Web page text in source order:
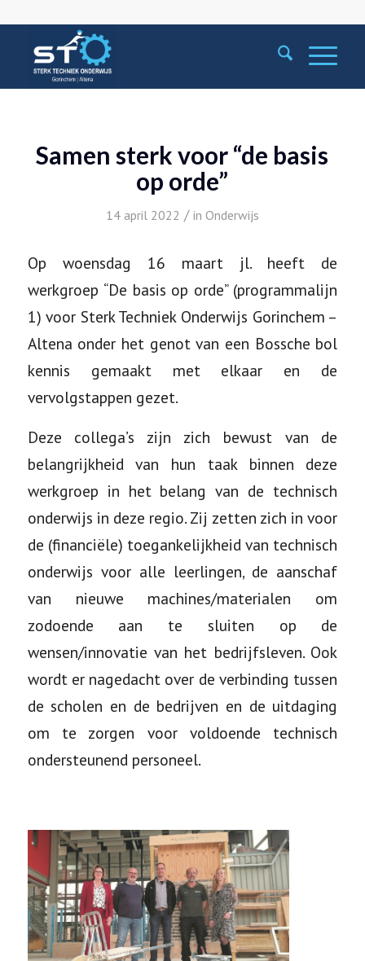
Samen sterk voor “de basis
op orde”
14 april 2022 / in Onderwijs
Op woensdag 16 maart jl. heeft de
werkgroep “De basis op orde” (programmalijn
1) voor Sterk Techniek Onderwijs Gorinchem –
Altena onder het genot van een Bossche bol
kennis gemaakt met elkaar en de
vervolgstappen gezet.
Deze collega’s zijn zich bewust van de
belangrijkheid van hun taak binnen deze
werkgroep in het belang van de technisch
onderwijs in deze regio. Zij zetten zich in voor
de (financiële) toegankelijkheid van technisch
onderwijs voor alle leerlingen, de aanschaf
van nieuwe machines/materialen om
zodoende aan te sluiten op de
wensen/innovatie van het bedrijfsleven. Ook
wordt er nagedacht over de verbinding tussen
de scholen en de bedrijven en de uitdaging
om te zorgen voor voldoende technisch
ondersteunend personeel.